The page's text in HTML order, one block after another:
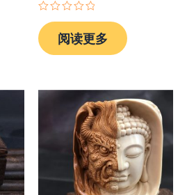
评
分
0
&sol;
阅读更多